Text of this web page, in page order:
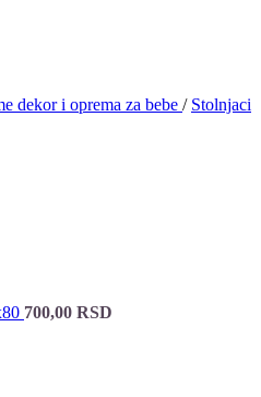
dekor i oprema za bebe / Stolnjaci
700,00 RSD